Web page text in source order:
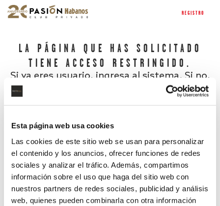
Esta página web usa cookies
Las cookies de este sitio web se usan para personalizar
el contenido y los anuncios, ofrecer funciones de redes
sociales y analizar el tráfico. Además, compartimos
información sobre el uso que haga del sitio web con
nuestros partners de redes sociales, publicidad y análisis
web, quienes pueden combinarla con otra información
REGISTRO
LA PÁGINA QUE HAS SOLICITADO
TIENE ACCESO RESTRINGIDO.
Si ya eres usuario, ingresa al sistema. Si no,
¿Has olvidado tu contraseña?